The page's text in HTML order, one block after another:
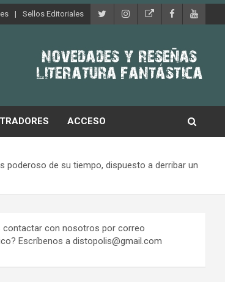
Sellos Editoriales
ACCESO
poderoso de su tiempo, dispuesto a derribar un
contactar con nosotros por correo
Escríbenos a distopolis@gmail.com